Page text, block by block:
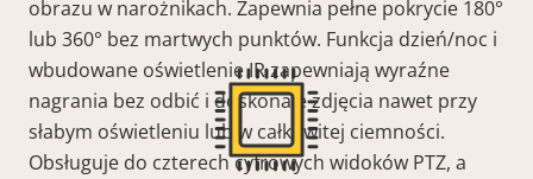
obrazu w narożnikach. Zapewnia pełne pokrycie 180°
lub 360° bez martwych punktów. Funkcja dzień/noc i
wbudowane oświetlenie IR zapewniają wyraźne
nagrania bez odbić i doskonałe zdjęcia nawet przy
słabym oświetleniu lub w całkowitej ciemności.
Obsługuje do czterech cyfrowych widoków PTZ, a